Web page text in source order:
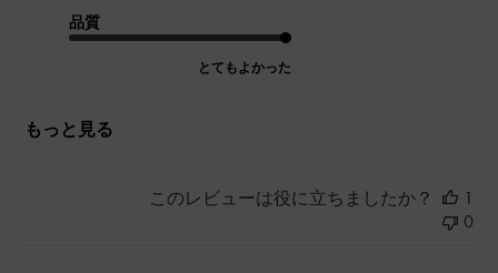
品質
とてもよかった
もっと見る
このレビューは役に立ちましたか？
1
0